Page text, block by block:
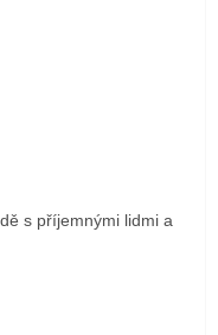
5 hvězdiček.
5 hvězdiček.
s příjemnými lidmi a
5 hvězdiček.